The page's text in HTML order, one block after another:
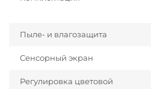
Пыле- и влагозащита
Сенсорный экран
Регулировка цветовой